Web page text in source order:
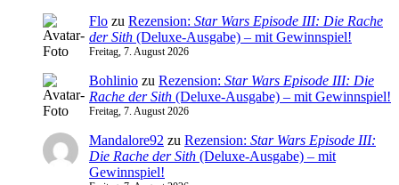
Flo zu Rezension: Star Wars Episode III: Die Rache
der Sith (Deluxe-Ausgabe) – mit Gewinnspiel!
Freitag, 7. August 2026
Bohlinio zu Rezension: Star Wars Episode III: Die
Rache der Sith (Deluxe-Ausgabe) – mit Gewinnspiel!
Freitag, 7. August 2026
Mandalore92 zu Rezension: Star Wars Episode III:
Die Rache der Sith (Deluxe-Ausgabe) – mit
Gewinnspiel!